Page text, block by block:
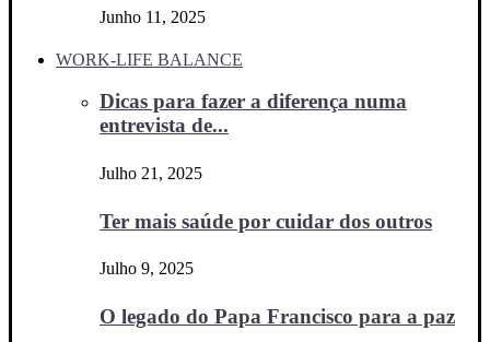
Junho 11, 2025
WORK-LIFE BALANCE
Dicas para fazer a diferença numa
entrevista de...
Julho 21, 2025
Ter mais saúde por cuidar dos outros
Julho 9, 2025
O legado do Papa Francisco para a paz